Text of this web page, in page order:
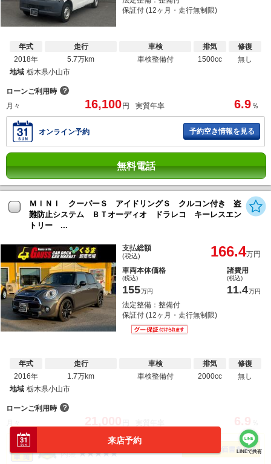
来店予約
LINEで共有
保証付 (12ヶ月・走行無制限)
年式
2018年
走行
5.7万km
車検
車検整備付
排気
1500cc
修復
無し
地域 栃木県小山市
ローンご利用時 ？
月々
16,100 円 実質年率 6.9 ％
オンライン予約 予約空き情報を見る
無料電話
ＭＩＮＩ クーパーＳ アイドリングＳ クルコン付き 盗
難防止システム ＢＴオーディオ ドラレコ キーレスエン
トリー ...
支払総額
(税込) 166.4万円
車両本体価格
(税込)
155万円
諸費用
(税込)
11.4万円
法定整備：整備付
保証付 (12ヶ月・走行無制限)
年式
2016年
走行
1.7万km
車検
車検整備付
排気
2000cc
修復
無し
地域 栃木県小山市
ローンご利用時 ？
21,000 6.9
内装